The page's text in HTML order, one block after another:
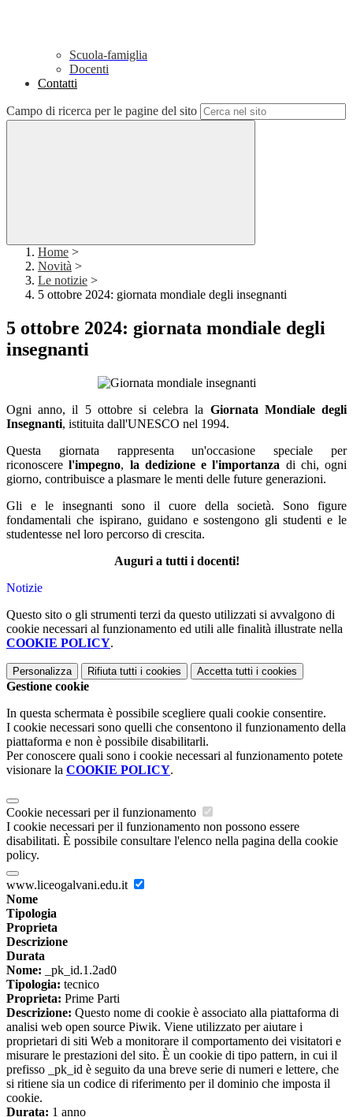
Scuola-famiglia
Docenti
Contatti
Campo di ricerca per le pagine del sito
Home >
Novità >
Le notizie >
5 ottobre 2024: giornata mondiale degli insegnanti
5 ottobre 2024: giornata mondiale degli
insegnanti
Ogni anno, il 5 ottobre si celebra la Giornata Mondiale degli
Insegnanti, istituita dall'UNESCO nel 1994.
Questa giornata rappresenta un'occasione speciale per
riconoscere l'impegno, la dedizione e l'importanza di chi, ogni
giorno, contribuisce a plasmare le menti delle future generazioni.
Gli e le insegnanti sono il cuore della società. Sono figure
fondamentali che ispirano, guidano e sostengono gli studenti e le
studentesse nel loro percorso di crescita.
Auguri a tutti i docenti!
Notizie
Questo sito o gli strumenti terzi da questo utilizzati si avvalgono di
cookie necessari al funzionamento ed utili alle finalità illustrate nella
COOKIE POLICY.
Personalizza Rifiuta tutti i cookies Accetta tutti i cookies
Gestione cookie
In questa schermata è possibile scegliere quali cookie consentire.
I cookie necessari sono quelli che consentono il funzionamento della
piattaforma e non è possibile disabilitarli.
Per conoscere quali sono i cookie necessari al funzionamento potete
visionare la COOKIE POLICY.
Cookie necessari per il funzionamento
I cookie necessari per il funzionamento non possono essere
disabilitati. È possibile consultare l'elenco nella pagina della cookie
policy.
www.liceogalvani.edu.it
Nome
Tipologia
Proprieta
Descrizione
Durata
Nome: _pk_id.1.2ad0
Tipologia: tecnico
Proprieta: Prime Parti
Descrizione: Questo nome di cookie è associato alla piattaforma di
analisi web open source Piwik. Viene utilizzato per aiutare i
proprietari di siti Web a monitorare il comportamento dei visitatori e
misurare le prestazioni del sito. È un cookie di tipo pattern, in cui il
prefisso _pk_id è seguito da una breve serie di numeri e lettere, che
si ritiene sia un codice di riferimento per il dominio che imposta il
cookie.
Durata: 1 anno